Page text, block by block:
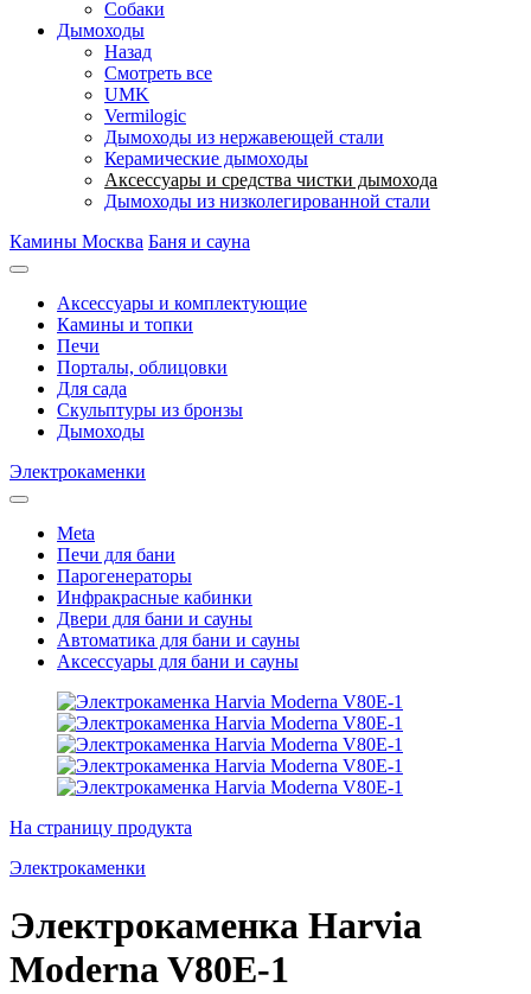
Собаки
Дымоходы
Назад
Смотреть все
UMK
Vermilogic
Дымоходы из нержавеющей стали
Керамические дымоходы
Аксессуары и средства чистки дымохода
Дымоходы из низколегированной стали
Камины Москва Баня и сауна
Аксессуары и комплектующие
Камины и топки
Печи
Порталы, облицовки
Для сада
Скульптуры из бронзы
Дымоходы
Электрокаменки
Meta
Печи для бани
Парогенераторы
Инфракрасные кабинки
Двери для бани и сауны
Автоматика для бани и сауны
Аксессуары для бани и сауны
На страницу продукта
Электрокаменки
Электрокаменка Harvia
Moderna V80E-1